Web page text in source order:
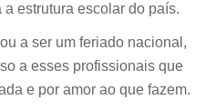
estrutura escolar do país.
a ser um feriado nacional,
a esses profissionais que
e por amor ao que fazem.